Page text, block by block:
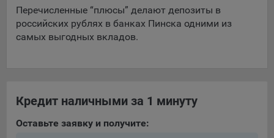
Компании, которым мы поручаем обработку данных для
данной цели:
Яндекса рекламная сеть (Yandex Mobile Ads, ADFOX) -
предоставляемый компанией Google Ireland Ltd, Gordon
Перечисленные “плюсы” делают депозиты в
российских рублях в банках Пинска одними из
самых выгодных вкладов.
Кредит наличными за 1 минуту
Оставьте заявку и получите: